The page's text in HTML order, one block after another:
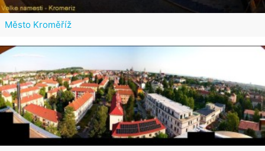
Město Kroměříž